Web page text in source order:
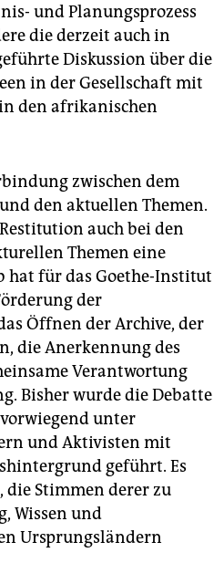
und Planungsprozess
die derzeit auch in
Diskussion über die
in der Gesellschaft mit
den afrikanischen
zwischen dem
den aktuellen Themen.
auch bei den
Themen eine
hat für das Goethe-Institut
der
Öffnen der Archive, der
die Anerkennung des
Verantwortung
Bisher wurde die Debatte
unter
und Aktivisten mit
geführt. Es
Stimmen derer zu
Wissen und
Ursprungsländern